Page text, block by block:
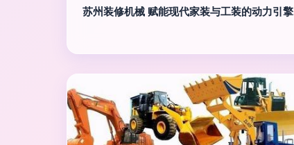
苏州装修机械 赋能现代家装与工装的动力引擎